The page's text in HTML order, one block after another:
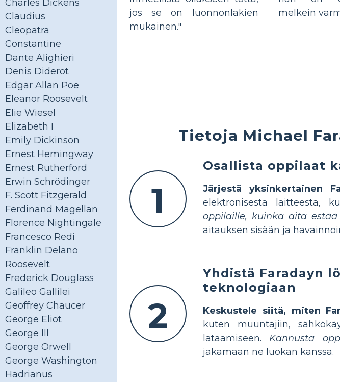
Charles Dickens
Claudius
Cleopatra
Constantine
Dante Alighieri
Denis Diderot
Edgar Allan Poe
Eleanor Roosevelt
Elie Wiesel
Elizabeth I
Emily Dickinson
Ernest Hemingway
Ernest Rutherford
Erwin Schrödinger
F. Scott Fitzgerald
Ferdinand Magellan
Florence Nightingale
Francesco Redi
Franklin Delano
Roosevelt
Frederick Douglass
Galileo Gallilei
Geoffrey Chaucer
George Eliot
George III
George Orwell
George Washington
Hadrianus
jos se on luonnonlakien
mukainen."
melkein
Tietoja Michael
1
Osallista oppilaat
Järjestä yksinkertainen
elektronisesta laitteesta,
oppilaille, kuinka aita
aitauksen sisään ja
2
Yhdistä Faradayn
teknologiaan
Keskustele siitä, miten
kuten muuntajiin,
lataamiseen. Kannusta
jakamaan ne luokan kanssa.